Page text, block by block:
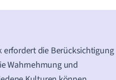
erfordert die Berücksichtigung
Wahrnehmung und